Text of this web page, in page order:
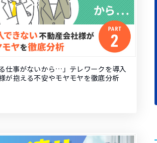
仕事がないから…」テレワークを導入
が抱える不安やモヤモヤを徹底分析